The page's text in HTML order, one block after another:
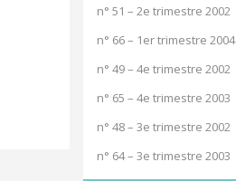
n° 51 – 2e trimestre 2002
n° 66 – 1er trimestre 2004
n° 49 – 4e trimestre 2002
n° 65 – 4e trimestre 2003
n° 48 – 3e trimestre 2002
n° 64 – 3e trimestre 2003